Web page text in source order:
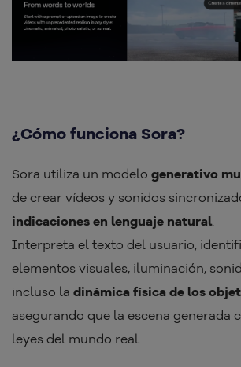
¿Cómo funciona Sora?
Sora utiliza un modelo generativo
de crear vídeos y sonidos
indicaciones en lenguaje natural.
Interpreta el texto del usuario,
elementos visuales, iluminación,
incluso la dinámica física de los
asegurando que la escena generada
leyes del mundo real.